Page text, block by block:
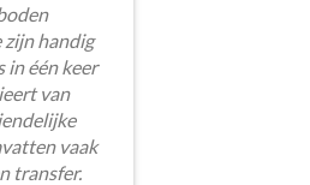
zijn handig
in één keer
van
vaak
transfer.